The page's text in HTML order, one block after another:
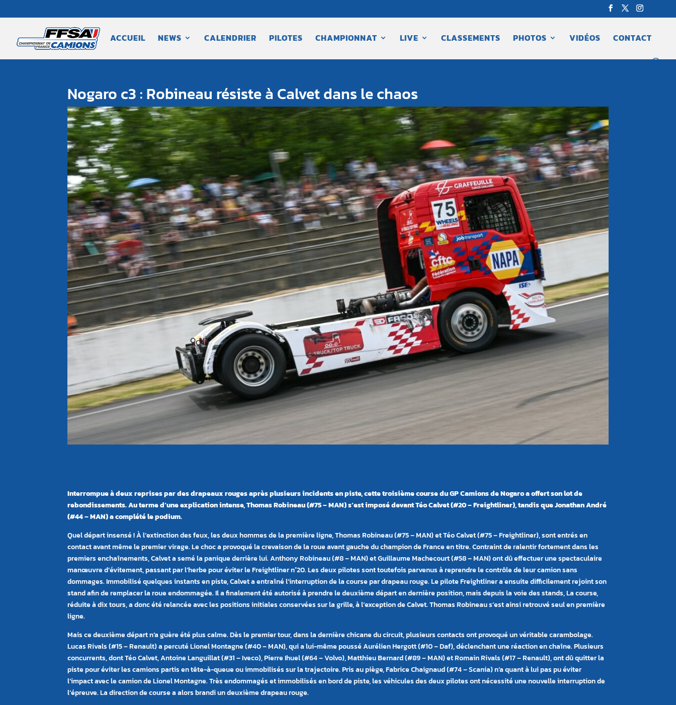
ACCUEIL NEWS CALENDRIER PILOTES CHAMPIONNAT LIVE CLASSEMENTS PHOTOS VIDÉOS CONTACT
Nogaro c3 : Robineau résiste à Calvet dans le chaos
Interrompue à deux reprises par des drapeaux rouges après plusieurs incidents en piste, cette troisième course du GP Camions de Nogaro a offert son lot de
rebondissements. Au terme d’une explication intense, Thomas Robineau (#75 – MAN) s’est imposé devant Téo Calvet (#20 – Freightliner), tandis que Jonathan André
(#44 – MAN) a complété le podium.
Quel départ insensé ! À l’extinction des feux, les deux hommes de la première ligne, Thomas Robineau (#75 – MAN) et Téo Calvet (#75 – Freightliner), sont entrés en
contact avant même le premier virage. Le choc a provoqué la crevaison de la roue avant gauche du champion de France en titre. Contraint de ralentir fortement dans les
premiers enchaînements, Calvet a semé la panique derrière lui. Anthony Robineau (#8 – MAN) et Guillaume Machecourt (#58 – MAN) ont dû effectuer une spectaculaire
manœuvre d’évitement, passant par l’herbe pour éviter le Freightliner n°20. Les deux pilotes sont toutefois parvenus à reprendre le contrôle de leur camion sans
dommages. Immobilisé quelques instants en piste, Calvet a entraîné l’interruption de la course par drapeau rouge. Le pilote Freightliner a ensuite difficilement rejoint son
stand afin de remplacer la roue endommagée. Il a finalement été autorisé à prendre le deuxième départ en dernière position, mais depuis la voie des stands, La course,
réduite à dix tours, a donc été relancée avec les positions initiales conservées sur la grille, à l’exception de Calvet. Thomas Robineau s’est ainsi retrouvé seul en première
ligne.
Mais ce deuxième départ n’a guère été plus calme. Dès le premier tour, dans la dernière chicane du circuit, plusieurs contacts ont provoqué un véritable carambolage.
Lucas Rivals (#15 – Renault) a percuté Lionel Montagne (#40 – MAN), qui a lui-même poussé Aurélien Hergott (#10 – Daf), déclenchant une réaction en chaîne. Plusieurs
concurrents, dont Téo Calvet, Antoine Languillat (#31 – Iveco), Pierre Ihuel (#64 – Volvo), Matthieu Bernard (#89 – MAN) et Romain Rivals (#17 – Renault), ont dû quitter la
piste pour éviter les camions partis en tête-à-queue ou immobilisés sur la trajectoire. Pris au piège, Fabrice Chaignaud (#74 – Scania) n’a quant à lui pas pu éviter
l’impact avec le camion de Lionel Montagne. Très endommagés et immobilisés en bord de piste, les véhicules des deux pilotes ont nécessité une nouvelle interruption de
l’épreuve. La direction de course a alors brandi un deuxième drapeau rouge.